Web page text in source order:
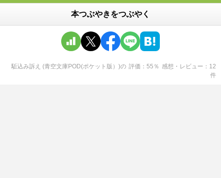
本つぶやきをつぶやく
駈込み訴え (青空文庫POD(ポケット版）)の 評価 55 ％ 感想・レビュー
12
件